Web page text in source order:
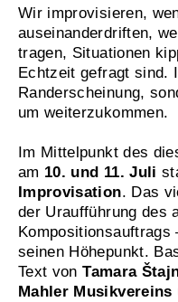
Wir improvisieren,
auseinanderdriften,
tragen, Situationen
Echtzeit gefragt sind.
Randerscheinung,
um weiterzukommen.
Im Mittelpunkt des
am 10. und 11. Juli
Improvisation. Das
der Uraufführung des
Kompositionsauftrags
seinen Höhepunkt.
Text vonTamara
Mahler Musikvereins